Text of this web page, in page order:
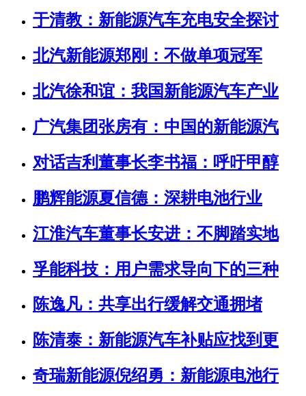
于清教：新能源汽车充电安全探讨
北汽新能源郑刚：不做单项冠军
北汽徐和谊：我国新能源汽车产业
广汽集团张房有：中国的新能源汽
对话吉利董事长李书福：呼吁甲醇
鹏辉能源夏信德：深耕电池行业
江淮汽车董事长安进：不脚踏实地
孚能科技：用户需求导向下的三种
陈逸凡：共享出行缓解交通拥堵
陈清泰：新能源汽车补贴应找到更
奇瑞新能源倪绍勇：新能源电池行